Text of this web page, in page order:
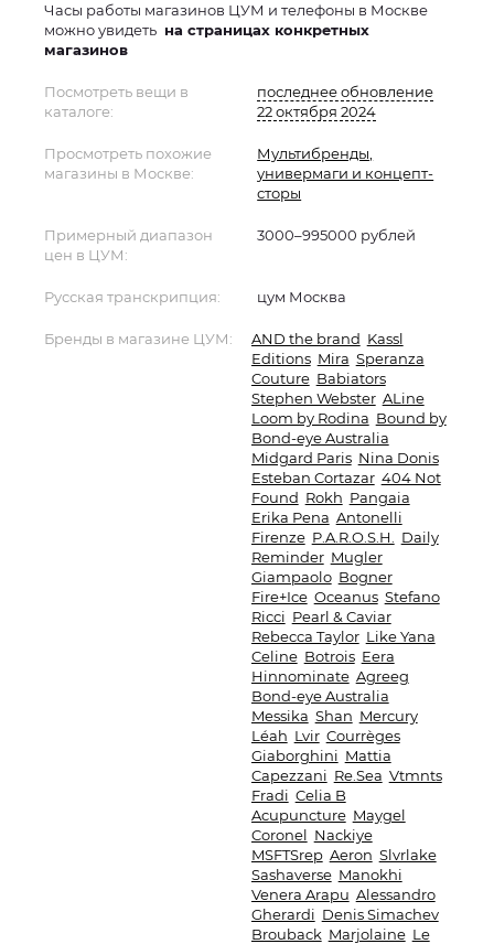
Часы работы магазинов ЦУМ и телефоны в Москве
можно увидеть на страницах конкретных
магазинов
Посмотреть вещи в
каталоге:
последнее обновление
22 октября 2024
Просмотреть похожие
магазины в Москве:
Мультибренды,
универмаги и концепт-
сторы
Примерный диапазон
цен в ЦУМ:
3000–995000 рублей
Русская транскрипция: цум Москва
Бренды в магазине ЦУМ: AND the brand Kassl
Editions Mira Speranza
Couture Babiators
Stephen Webster ALine
Loom by Rodina Bound by
Bond-eye Australia
Midgard Paris Nina Donis
Esteban Cortazar 404 Not
Found Rokh Pangaia
Erika Pena Antonelli
Firenze P.A.R.O.S.H.
Daily
Reminder Mugler
Giampaolo Bogner
Fire+Ice Oceanus Stefano
Ricci Pearl & Caviar
Rebecca Taylor Like Yana
Celine Botrois Eera
Hinnominate Agreeg
Bond-eye Australia
Messika Shan Mercury
Léah Lvir Courrèges
Giaborghini Mattia
Capezzani Re.Sea Vtmnts
Fradi Celia B
Acupuncture Maygel
Coronel Nackiye
MSFTSrep Aeron Slvrlake
Sashaverse Manokhi
Venera Arapu Alessandro
Gherardi Denis Simachev
Brouback Marjolaine Le